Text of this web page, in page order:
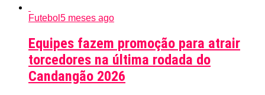
Futebol 5 meses ago
Equipes fazem promoção para atrair
torcedores na última rodada do
Candangão 2026